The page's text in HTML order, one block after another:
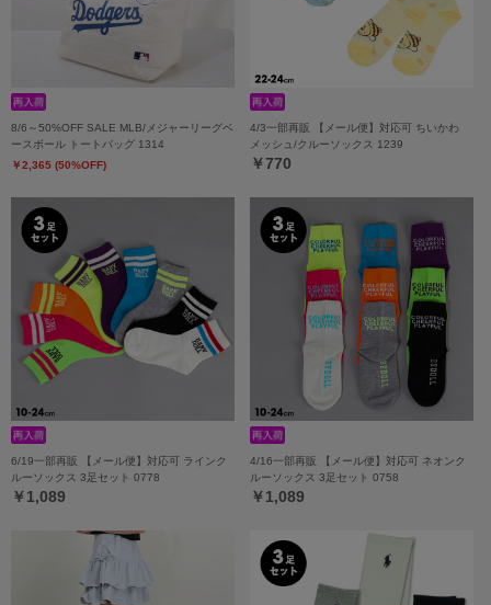
8/6～50%OFF SALE MLB/メジャーリーグベ
ースボール トートバッグ 1314
￥2,365 (50%OFF)
4/3一部再販 【メール便】対応可 ちいかわ
メッシュ/クルーソックス 1239
￥770
6/19一部再販 【メール便】対応可 ラインク
ルーソックス 3足セット 0778
￥1,089
4/16一部再販 【メール便】対応可 ネオンク
ルーソックス 3足セット 0758
￥1,089